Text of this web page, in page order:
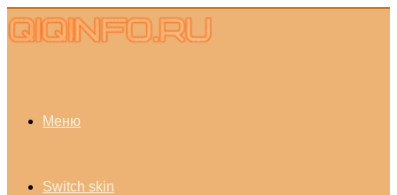
Меню
Switch skin